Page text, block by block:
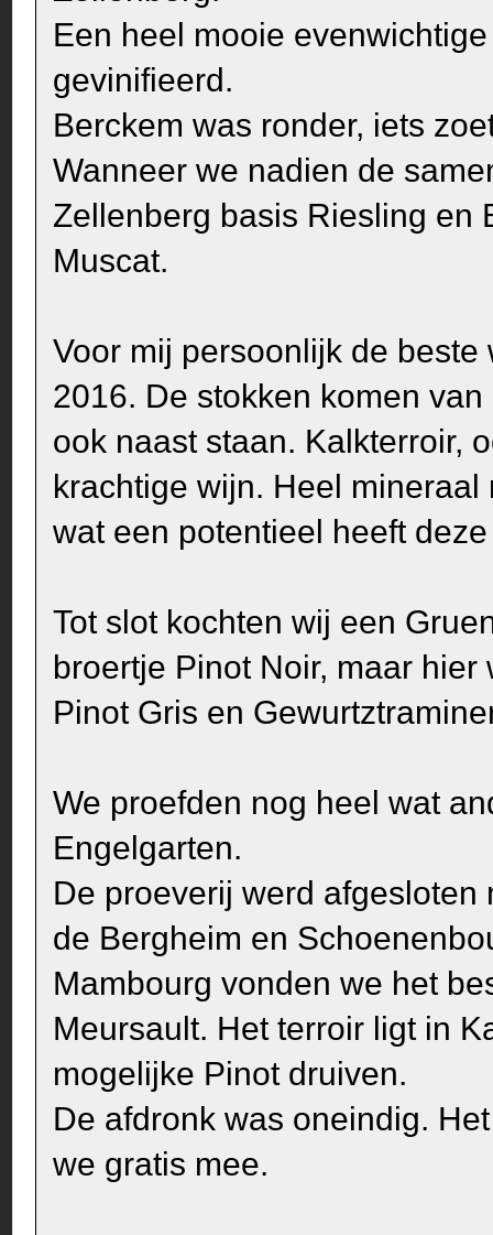
Een heel mooie
gevinifieerd.
Berckem was ronder, iets
Wanneer we nadien de
Zellenberg basis Riesling en
Muscat.
Voor mij persoonlijk de
2016. De stokken komen
ook naast staan. Kalkterroir,
krachtige wijn. Heel
wat een potentieel heeft
Tot slot kochten wij een
broertje Pinot Noir, maar
Pinot Gris en
We proefden nog heel wat
Engelgarten.
De proeverij werd afgesloten
de Bergheim en
Mambourg vonden we het
Meursault. Het terroir ligt in
mogelijke Pinot druiven.
De afdronk was oneindig.
we gratis mee.